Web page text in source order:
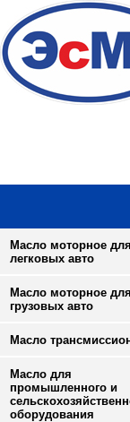
Масло моторное для
легковых авто
Масло моторное для
грузовых авто
Масло
Масло для
промышленного и
оборудования